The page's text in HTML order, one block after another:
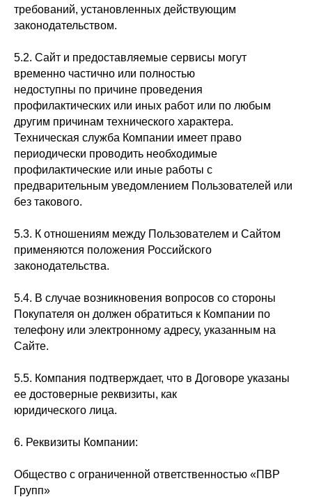
требований, установленных действующим
законодательством.
5.2. Сайт и предоставляемые сервисы могут
временно частично или полностью
недоступны по причине проведения
профилактических или иных работ или по любым
другим причинам технического характера.
Техническая служба Компании имеет право
периодически проводить необходимые
профилактические или иные работы с
предварительным уведомлением Пользователей или
без такового.
5.3. К отношениям между Пользователем и Сайтом
применяются положения Российского
законодательства.
5.4. В случае возникновения вопросов со стороны
Покупателя он должен обратиться к Компании по
телефону или электронному адресу, указанным на
Сайте.
5.5. Компания подтверждает, что в Договоре указаны
ее достоверные реквизиты, как
юридического лица.
6. Реквизиты Компании:
Общество с ограниченной ответственностью «ПВР
Групп»